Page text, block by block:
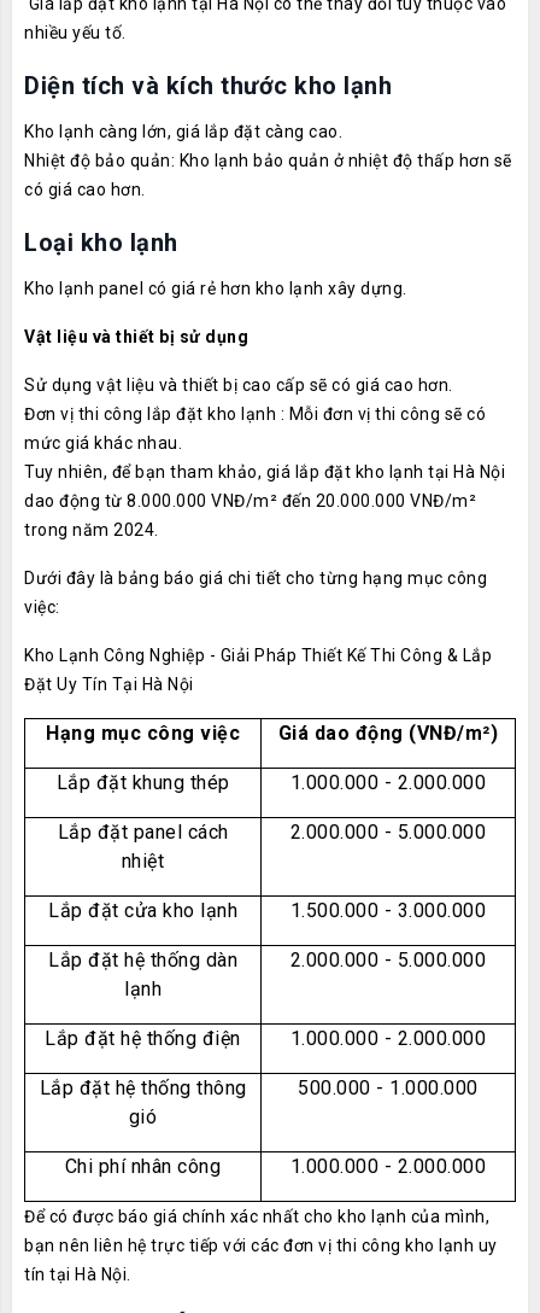
nhiều yếu tố.
Diện tích và kích thước kho lạnh
Kho lạnh càng lớn, giá lắp đặt càng cao.
Nhiệt độ bảo quản: Kho lạnh bảo quản ở nhiệt độ thấp hơn sẽ
có giá cao hơn.
Loại kho lạnh
Kho lạnh panel có giá rẻ hơn kho lạnh xây dựng.
Vật liệu và thiết bị sử dụng
Sử dụng vật liệu và thiết bị cao cấp sẽ có giá cao hơn.
Đơn vị thi công lắp đặt kho lạnh : Mỗi đơn vị thi công sẽ có
mức giá khác nhau.
Tuy nhiên, để bạn tham khảo, giá lắp đặt kho lạnh tại Hà Nội
dao động từ 8.000.000 VNĐ/m² đến 20.000.000 VNĐ/m²
trong năm 2024.
Dưới đây là bảng báo giá chi tiết cho từng hạng mục công
việc:
Kho Lạnh Công Nghiệp - Giải Pháp Thiết Kế Thi Công & Lắp
Đặt Uy Tín Tại Hà Nội
Hạng mục công việc Giá dao động (VNĐ/m²)
Lắp đặt khung thép 1.000.000 - 2.000.000
Lắp đặt panel cách
nhiệt
2.000.000 - 5.000.000
Lắp đặt cửa kho lạnh 1.500.000 - 3.000.000
Lắp đặt hệ thống dàn
lạnh
2.000.000 - 5.000.000
Lắp đặt hệ thống điện 1.000.000 - 2.000.000
Lắp đặt hệ thống thông
gió
500.000 - 1.000.000
Chi phí nhân công 1.000.000 - 2.000.000
Để có được báo giá chính xác nhất cho kho lạnh của mình,
bạn nên liên hệ trực tiếp với các đơn vị thi công kho lạnh uy
tín tại Hà Nội.